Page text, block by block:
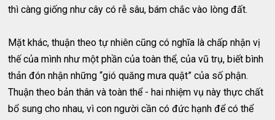
thì càng giống như cây có rễ sâu, bám chắc vào lòng đất.
Mặt khác, thuận theo tự nhiên cũng có nghĩa là chấp nhận vị
thế của mình như một phần của toàn thể, của vũ trụ, biết bình
thản đón nhận những “gió quăng mưa quật” của số phận.
Thuận theo bản thân và toàn thể - hai nhiệm vụ này thực chất
bổ sung cho nhau, vì con người cần có đức hạnh để có thể